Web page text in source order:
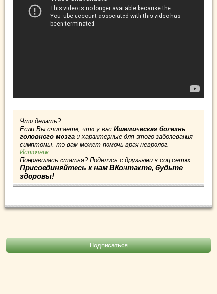
Что делать?
Если Вы считаете, что у вас Ишемическая болезнь
головного мозга и характерные для этого заболевания
симптомы, то вам может помочь врач невролог.
Источник
Понравилась статья? Поделись с друзьями в соц.сетях:
Присоединяйтесь к нам ВКонтакте, будьте
здоровы!
.